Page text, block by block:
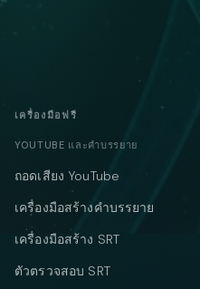
เครื่องมือฟรี
YOUTUBE และคำบรรยาย
ถอดเสียง YouTube
เครื่องมือสร้างคำบรรยาย
เครื่องมือสร้าง SRT
ตัวตรวจสอบ SRT